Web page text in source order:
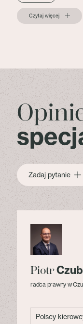
Czytaj więcej
Zadaj pytanie
Piotr
radca prawny w
Polscy